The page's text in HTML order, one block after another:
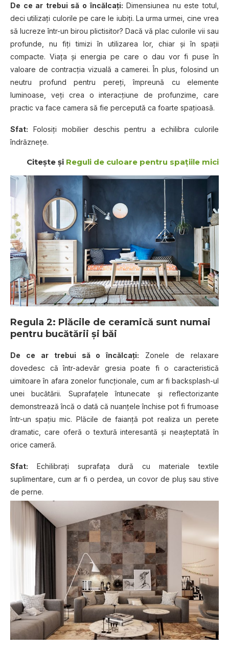
De ce ar trebui să o încălcați: Dimensiunea nu este totul,
deci utilizați culorile pe care le iubiți. La urma urmei, cine vrea
să lucreze într-un birou plictisitor? Dacă vă plac culorile vii sau
profunde, nu fiți timizi în utilizarea lor, chiar și în spații
compacte. Viața și energia pe care o dau vor fi puse în
valoare de contracția vizuală a camerei. În plus, folosind un
neutru profund pentru pereți, împreună cu elemente
luminoase, veți crea o interacțiune de profunzime, care
practic va face camera să fie percepută ca foarte spațioasă.
Sfat: Folosiți mobilier deschis pentru a echilibra culorile
îndrăznețe.
Citește și Reguli de culoare pentru spațiile mici
Regula 2: Plăcile de ceramică sunt numai
pentru bucătării și băi
De ce ar trebui să o încălcați: Zonele de relaxare
dovedesc că într-adevăr gresia poate fi o caracteristică
uimitoare în afara zonelor funcționale, cum ar fi backsplash-ul
unei bucătării. Suprafațele întunecate și reflectorizante
demonstrează încă o dată că nuanțele închise pot fi frumoase
într-un spațiu mic. Plăcile de faianță pot realiza un perete
dramatic, care oferă o textură interesantă și neașteptată în
orice cameră.
Sfat: Echilibrați suprafața dură cu materiale textile
suplimentare, cum ar fi o perdea, un covor de pluș sau stive
de perne.